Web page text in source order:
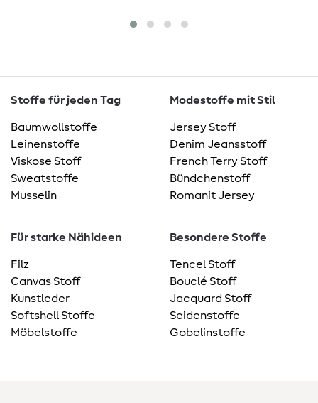
Stoffe für jeden Tag
Baumwollstoffe
Leinenstoffe
Viskose Stoff
Sweatstoffe
Musselin
Modestoffe mit Stil
Jersey Stoff
Denim Jeansstoff
French Terry Stoff
Bündchenstoff
Romanit Jersey
Für starke Nähideen
Filz
Canvas Stoff
Kunstleder
Softshell Stoffe
Möbelstoffe
Besondere Stoffe
Tencel Stoff
Bouclé Stoff
Jacquard Stoff
Seidenstoffe
Gobelinstoffe